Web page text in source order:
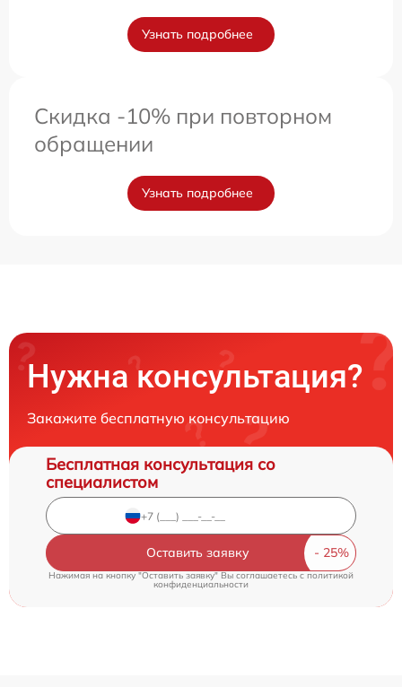
Узнать подробнее
Скидка -10% при повторном
обращении
Узнать подробнее
Нужна консультация?
Закажите бесплатную консультацию
Бесплатная консультация со
специалистом
Оставить заявку
Нажимая на кнопку "Оставить заявку" Вы соглашаетесь c политикой
конфиденциальности